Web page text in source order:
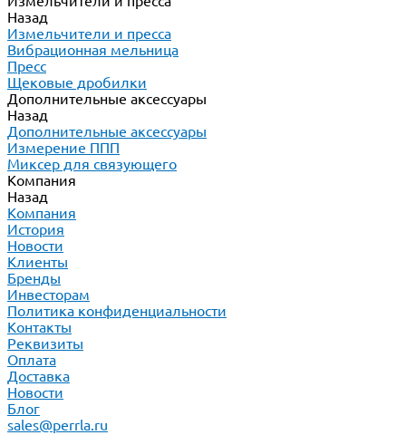
Назад
Измельчители и пресса
Вибрационная мельница
Пресс
Щековые дробилки
Дополнительные аксессуары
Назад
Дополнительные аксессуары
Измерение ППП
Миксер для связующего
Компания
Назад
Компания
История
Новости
Клиенты
Бренды
Инвесторам
Политика конфиденциальности
Контакты
Реквизиты
Оплата
Доставка
Новости
Блог
sales@perrla.ru